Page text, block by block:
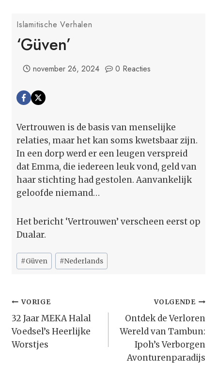
Islamitische Verhalen
‘Güven’
november 26, 2024 0 Reacties
Vertrouwen is de basis van menselijke
relaties, maar het kan soms kwetsbaar zijn.
In een dorp werd er een leugen verspreid
dat Emma, die iedereen leuk vond, geld van
haar stichting had gestolen. Aanvankelijk
geloofde niemand…
Het bericht ‘Vertrouwen’ verscheen eerst op
Dualar.
Bericht
tags:
#Güven #Nederlands
Bericht
Navigatie
VORIGE
32 Jaar MEKA Halal
Voedsel’s Heerlijke
Worstjes
VOLGENDE
Ontdek de Verloren
Wereld van Tambun:
Ipoh’s Verborgen
Avonturenparadijs